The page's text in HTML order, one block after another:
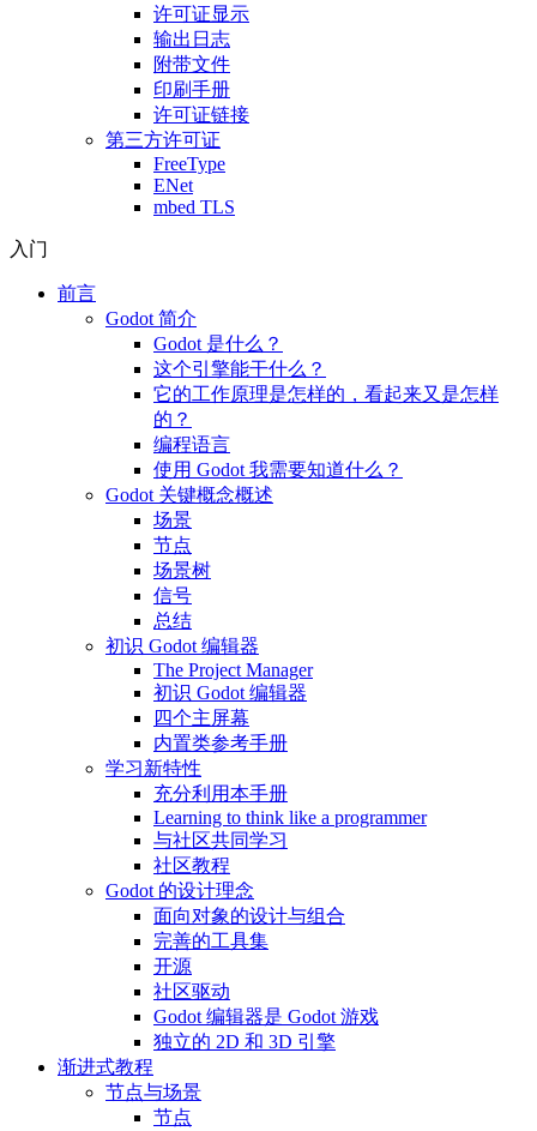
许可证显示
输出日志
附带文件
印刷手册
许可证链接
第三方许可证
FreeType
ENet
mbed TLS
入门
前言
Godot 简介
Godot 是什么？
这个引擎能干什么？
它的工作原理是怎样的，看起来又是怎样
的？
编程语言
使用 Godot 我需要知道什么？
Godot 关键概念概述
场景
节点
场景树
信号
总结
初识 Godot 编辑器
The Project Manager
初识 Godot 编辑器
四个主屏幕
内置类参考手册
学习新特性
充分利用本手册
Learning to think like a programmer
与社区共同学习
社区教程
Godot 的设计理念
面向对象的设计与组合
完善的工具集
开源
社区驱动
Godot 编辑器是 Godot 游戏
独立的 2D 和 3D 引擎
渐进式教程
节点与场景
节点